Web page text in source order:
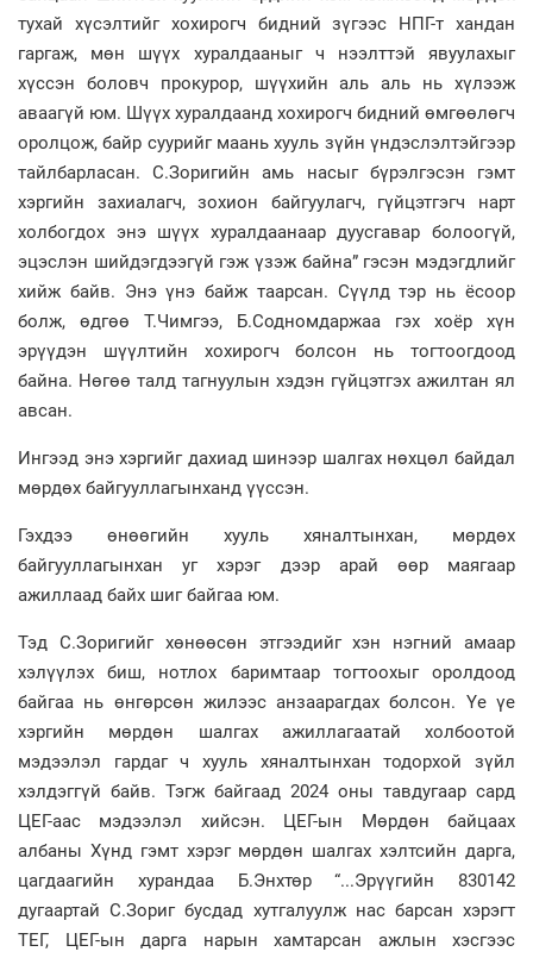
тухай хүсэлтийг хохирогч бидний зүгээс НПГ-т хандан
гаргаж, мөн шүүх хуралдааныг ч нээлттэй явуулахыг
хүссэн боловч прокурор, шүүхийн аль аль нь хүлээж
аваагүй юм. Шүүх хуралдаанд хохирогч бидний өмгөөлөгч
оролцож, байр суурийг маань хууль зүйн үндэслэлтэйгээр
тайлбарласан. С.Зоригийн амь насыг бүрэлгэсэн гэмт
хэргийн захиалагч, зохион байгуулагч, гүйцэтгэгч нарт
холбогдох энэ шүүх хуралдаанаар дуусгавар болоогүй,
эцэслэн шийдэгдээгүй гэж үзэж байна” гэсэн мэдэгдлийг
хийж байв. Энэ үнэ байж таарсан. Сүүлд тэр нь ёсоор
болж, өдгөө Т.Чимгээ, Б.Содномдаржаа гэх хоёр хүн
эрүүдэн шүүлтийн хохирогч болсон нь тогтоогдоод
байна. Нөгөө талд тагнуулын хэдэн гүйцэтгэх ажилтан ял
авсан.
Ингээд энэ хэргийг дахиад шинээр шалгах нөхцөл байдал
мөрдөх байгууллагынханд үүссэн.
Гэхдээ өнөөгийн хууль хяналтынхан, мөрдөх
байгууллагынхан уг хэрэг дээр арай өөр маягаар
ажиллаад байх шиг байгаа юм.
Тэд С.Зоригийг хөнөөсөн этгээдийг хэн нэгний амаар
хэлүүлэх биш, нотлох баримтаар тогтоохыг оролдоод
байгаа нь өнгөрсөн жилээс анзаарагдах болсон. Үе үе
хэргийн мөрдөн шалгах ажиллагаатай холбоотой
мэдээлэл гардаг ч хууль хяналтынхан тодорхой зүйл
хэлдэггүй байв. Тэгж байгаад 2024 оны тавдугаар сард
ЦЕГ-аас мэдээлэл хийсэн. ЦЕГ-ын Мөрдөн байцаах
албаны Хүнд гэмт хэрэг мөрдөн шалгах хэлтсийн дарга,
цагдаагийн хурандаа Б.Энхтөр “...Эрүүгийн 830142
дугаартай С.Зориг бусдад хутгалуулж нас барсан хэрэгт
ТЕГ, ЦЕГ-ын дарга нарын хамтарсан ажлын хэсгээс